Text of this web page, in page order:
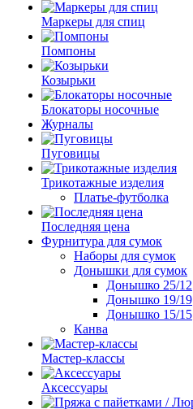
Маркеры для спиц
Помпоны
Козырьки
Блокаторы носочные
Журналы
Пуговицы
Трикотажные изделия
Платье-футболка
Последняя цена
Фурнитура для сумок
Наборы для сумок
Донышки для сумок
Донышко 25/12
Донышко 19/19
Донышко 15/15
Канва
Мастер-классы
Аксессуары